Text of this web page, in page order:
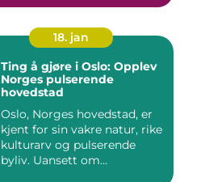
18. jan
Ting å gjøre i Oslo: Opplev
Norges pulserende
hovedstad
Oslo, Norges hovedstad, er
kjent for sin vakre natur, rike
kulturarv og pulserende
byliv. Uansett om...